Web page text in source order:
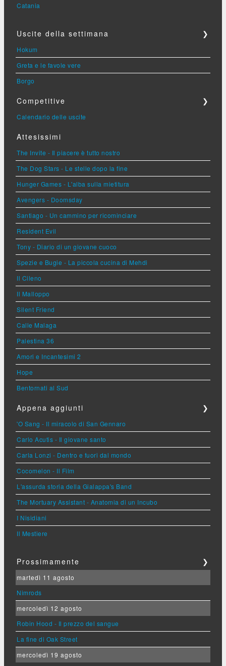
Catania
Uscite della settimana ❯
Hokum
Greta e le favole vere
Borgo
Competitive ❯
Calendario delle uscite
Attesissimi
The Invite - Il piacere è tutto nostro
The Dog Stars - Le stelle dopo la fine
Hunger Games - L'alba sulla mietitura
Avengers - Doomsday
Santiago - Un cammino per ricominciare
Resident Evil
Tony - Diario di un giovane cuoco
Spezie e Bugie - La piccola cucina di Mehdi
Il Cileno
Il Malloppo
Silent Friend
Calle Malaga
Palestina 36
Amori e Incantesimi 2
Hope
Bentornati al Sud
Appena aggiunti ❯
'O Sang - Il miracolo di San Gennaro
Carlo Acutis - Il giovane santo
Carla Lonzi - Dentro e fuori dal mondo
Cocomelon - Il Film
L'assurda storia della Gialappa's Band
The Mortuary Assistant - Anatomia di un Incubo
I Nisidiani
Il Mestiere
Prossimamente ❯
martedì 11 agosto
Nimrods
mercoledì 12 agosto
Robin Hood - Il prezzo del sangue
La fine di Oak Street
mercoledì 19 agosto